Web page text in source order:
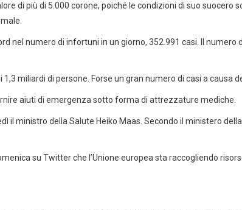
di più di 5.000 corone, poiché le condizioni di suo
nel numero di infortuni in un giorno, 352.991 casi. Il
1,3 miliardi di persone. Forse un gran numero di casi a
aiuti di emergenza sotto forma di attrezzature mediche.
il ministro della Salute Heiko Maas. Secondo il ministero
su Twitter che l’Unione europea sta raccogliendo